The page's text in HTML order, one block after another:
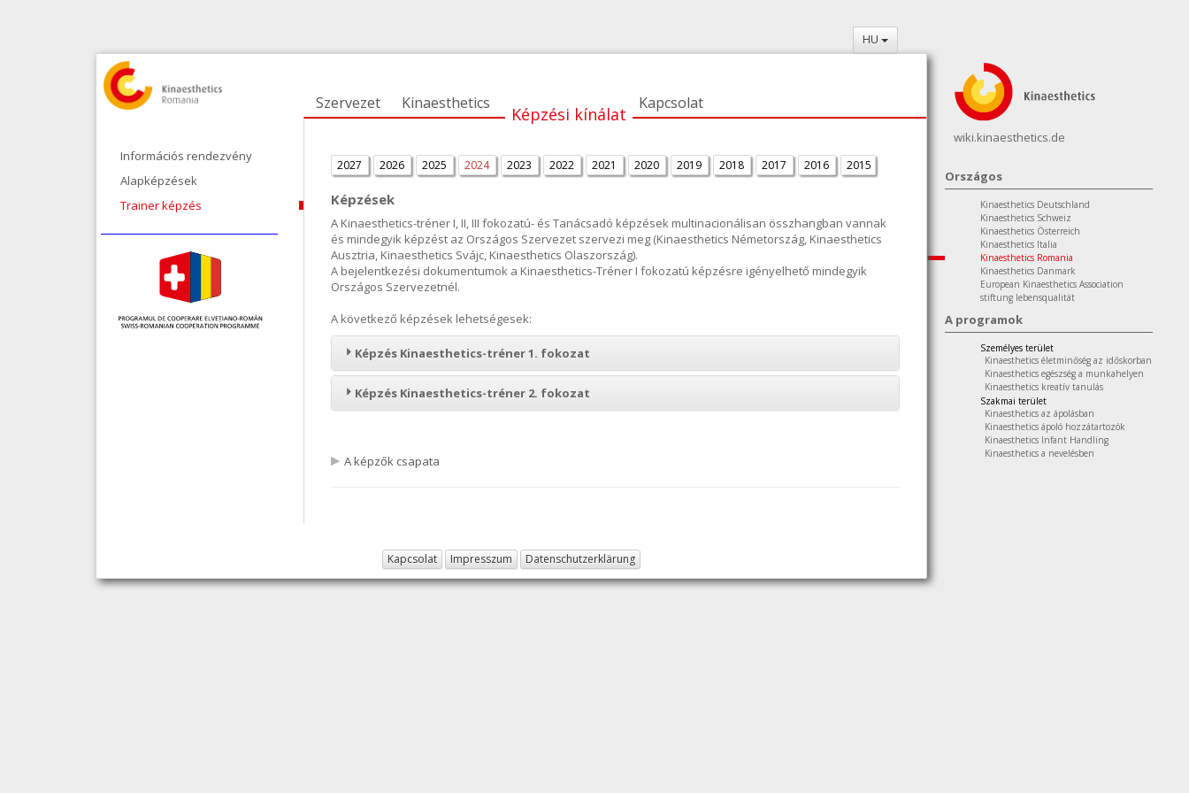
HU
Szervezet Kinaesthetics
Képzési kínálat
Kapcsolat
Információs rendezvény
Alapképzések
Trainer képzés
2027 2026 2025 2024 2023 2022 2021 2020 2019 2018 2017 2016 2015
Képzések
A Kinaesthetics-tréner I, II, III fokozatú- és Tanácsadó képzések multinacionálisan összhangban vannak
és mindegyik képzést az Országos Szervezet szervezi meg (Kinaesthetics Németország, Kinaesthetics
Ausztria, Kinaesthetics Svájc, Kinaesthetics Olaszország).
A bejelentkezési dokumentumok a Kinaesthetics-Tréner I fokozatú képzésre igényelhető mindegyik
Országos Szervezetnél.
A következő képzések lehetségesek:
Képzés Kinaesthetics-tréner 1. fokozat
Képzés Kinaesthetics-tréner 2. fokozat
A képzők csapata
Kapcsolat Impresszum Datenschutzerklärung
wiki.kinaesthetics.de
Országos
Kinaesthetics Deutschland
Kinaesthetics Schweiz
Kinaesthetics Österreich
Kinaesthetics Italia
Kinaesthetics Romania
Kinaesthetics Danmark
European Kinaesthetics Association
stiftung lebensqualität
A programok
Személyes terület
Kinaesthetics életminőség az időskorban
Kinaesthetics egészség a munkahelyen
Kinaesthetics kreatív tanulás
Szakmai terület
Kinaesthetics az ápolásban
Kinaesthetics ápoló hozzátartozók
Kinaesthetics Infant Handling
Kinaesthetics a nevelésben